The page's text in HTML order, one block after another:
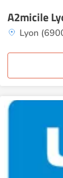
A2micile
Lyon